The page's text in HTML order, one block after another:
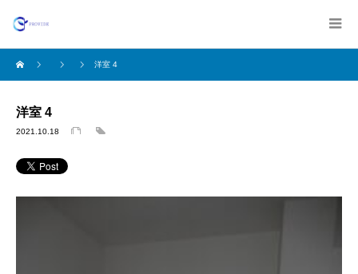
洋室 4
洋室 4
2021.10.18